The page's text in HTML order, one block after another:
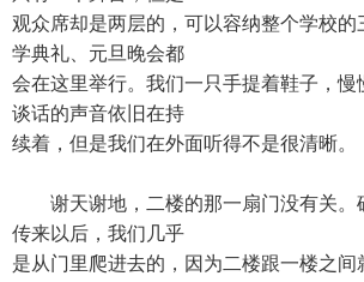
观众席却是两层的，可以容纳整个学校的
学典礼、元旦晚会都
会在这里举行。我们一只手提着鞋子，慢
谈话的声音依旧在持
续着，但是我们在外面听得不是很清晰。
谢天谢地，二楼的那一扇门没有关。
传来以后，我们几乎
是从门里爬进去的，因为二楼跟一楼之间